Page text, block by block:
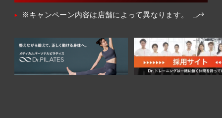
※キャンペーン内容は店舗によって異なります。